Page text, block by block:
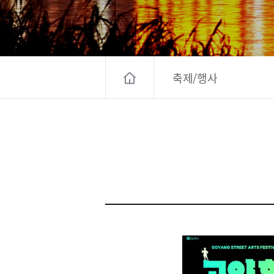
고양컨벤션뷰로
경기관광
대한민국 구석
축제/행사